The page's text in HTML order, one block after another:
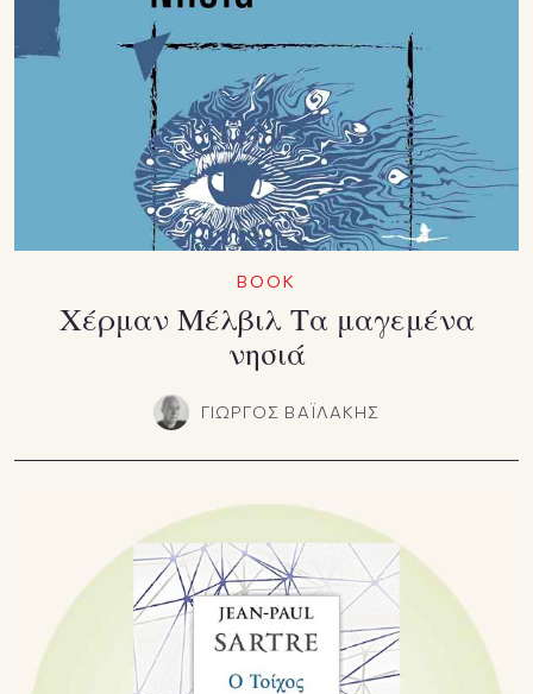
BOOK
Χέρμαν Μέλβιλ Τα μαγεμένα
νησιά
ΓΙΩΡΓΟΣ ΒΑΪΛΑΚΗΣ